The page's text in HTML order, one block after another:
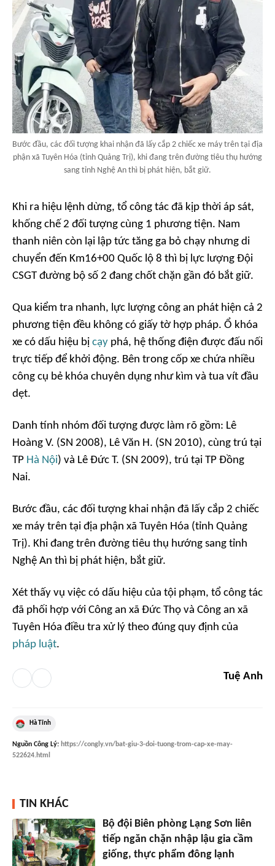
Bước đầu, các đối tượng khai nhận đã lấy cắp 2 chiếc xe máy trên tại địa
phận xã Tuyên Hóa (tỉnh Quảng Trị), khi đang trên đường tiêu thụ hướng
sang tỉnh Nghệ An thì bị phát hiện, bắt giữ.
Khi ra hiệu lệnh dừng, tổ công tác đã kịp thời áp sát,
khống chế 2 đối tượng cùng 1 phương tiện. Nam
thanh niên còn lại lập tức tăng ga bỏ chạy nhưng di
chuyển đến Km16+00 Quốc lộ 8 thì bị lực lượng Đội
CSGT đường bộ số 2 đang chốt chặn gần đó bắt giữ.
Qua kiểm tra nhanh, lực lượng công an phát hiện cả 2
phương tiện đều không có giấy tờ hợp pháp. Ổ khóa
xe có dấu hiệu bị cạy phá, hệ thống điện được đấu nối
trực tiếp để khởi động. Bên trong cốp xe chứa nhiều
công cụ bẻ khóa chuyên dụng như kìm và tua vít đầu
dẹt.
Danh tính nhóm đối tượng được làm rõ gồm: Lê
Hoàng V. (SN 2008), Lê Văn H. (SN 2010), cùng trú tại
TP Hà Nội) và Lê Đức T. (SN 2009), trú tại TP Đồng
Nai.
Bước đầu, các đối tượng khai nhận đã lấy cắp 2 chiếc
xe máy trên tại địa phận xã Tuyên Hóa (tỉnh Quảng
Trị). Khi đang trên đường tiêu thụ hướng sang tỉnh
Nghệ An thì bị phát hiện, bắt giữ.
Xét thấy vụ việc có dấu hiệu của tội phạm, tổ công tác
đã phối hợp với Công an xã Đức Thọ và Công an xã
Tuyên Hóa điều tra xử lý theo đúng quy định của
pháp luật.
Tuệ Anh
Hà Tĩnh
Nguồn Công Lý: https://congly.vn/bat-giu-3-doi-tuong-trom-cap-xe-may-
522624.html
TIN KHÁC
Bộ đội Biên phòng Lạng Sơn liên
tiếp ngăn chặn nhập lậu gia cầm
giống, thực phẩm đông lạnh